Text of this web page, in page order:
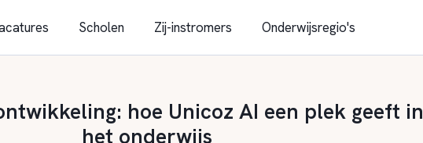
Scholen Zij-instromers Onderwijsregio's
hoe Unicoz AI een plek geeft in
het onderwijs